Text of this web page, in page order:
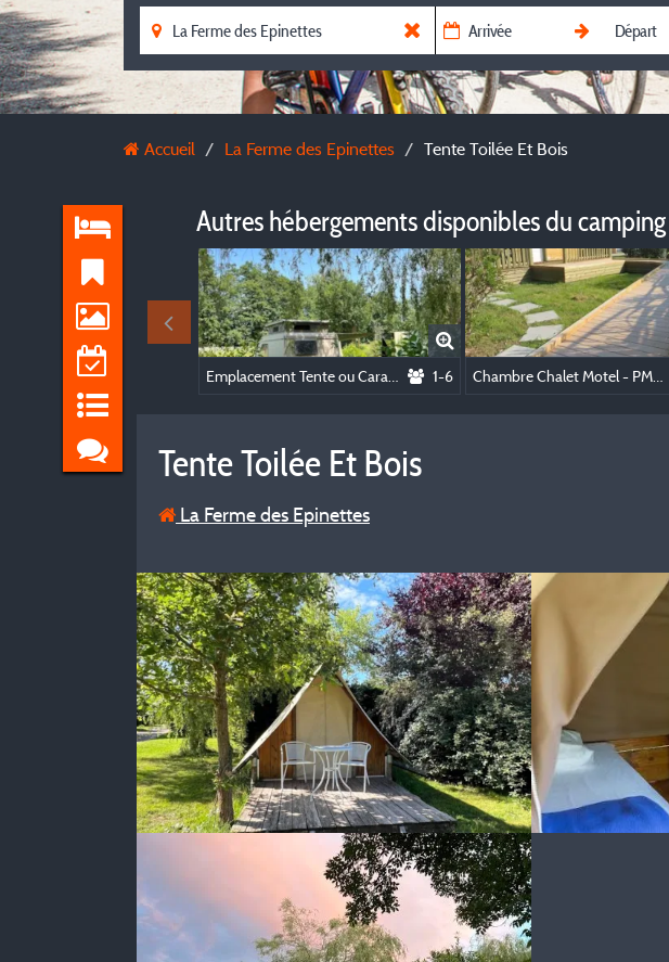
Accueil La Ferme des Epinettes Tente Toilée Et Bois
Autres hébergements disponibles du camping
1-6 Chambre Chalet Motel - PMR (adapté pour personnes à mobilité réduite)
Tente Toilée Et Bois
La Ferme des Epinettes